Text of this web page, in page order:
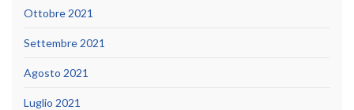
Ottobre 2021
Settembre 2021
Agosto 2021
Luglio 2021